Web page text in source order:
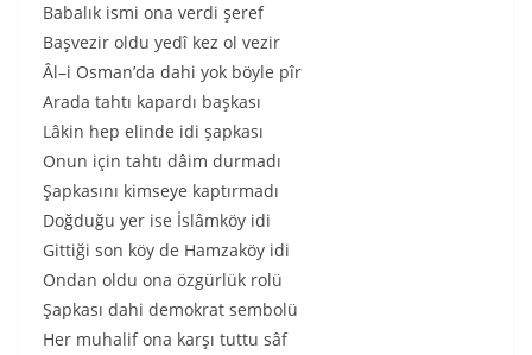
Babalık ismi ona verdi şeref
Başvezir oldu yedî kez ol vezir
Âl–i Osman’da dahi yok böyle pîr
Arada tahtı kapardı başkası
Lâkin hep elinde idi şapkası
Onun için tahtı dâim durmadı
Şapkasını kimseye kaptırmadı
Doğduğu yer ise İslâmköy idi
Gittiği son köy de Hamzaköy idi
Ondan oldu ona özgürlük rolü
Şapkası dahi demokrat sembolü
Her muhalif ona karşı tuttu sâf